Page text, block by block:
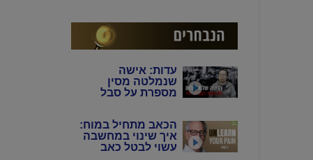
עדות: אישה
שנמלטה מסין
מספרת על סבל
הקומוניסטי הסיני
הכאב מתחיל במוח:
איך שינוי במחשבה
עשוי לבטל כאב